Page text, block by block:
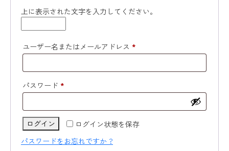
上に表示された文字を入力してください。
ユーザー名またはメールアドレス *
パスワード *
ログイン状態を保存
ログイン
パスワードをお忘れですか ?